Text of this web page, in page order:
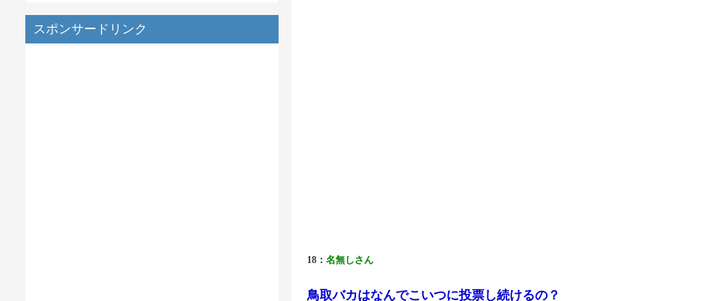
スポンサードリンク
18： 名無しさん
鳥取バカはなんでこいつに投票し続けるの？